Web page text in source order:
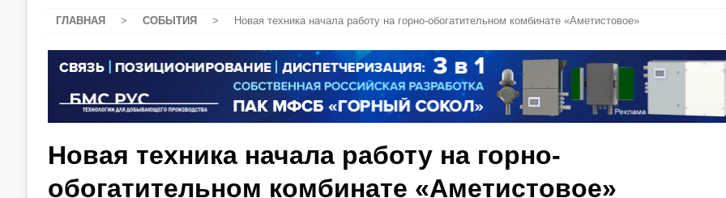
ГЛАВНАЯ > СОБЫТИЯ > Новая техника начала работу на горно-обогатительном комбинате «Аметистовое»
Новая техника начала работу на горно-
обогатительном комбинате «Аметистовое»